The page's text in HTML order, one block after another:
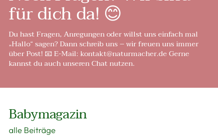
für dich da! 😊
Du hast Fragen, Anregungen oder willst uns einfach mal
„Hallo“ sagen? Dann schreib uns – wir freuen uns immer
über Post! 📧 E-Mail: kontakt@naturmacher.de Gerne
kannst du auch unseren Chat nutzen.
Babymagazin
alle Beiträge